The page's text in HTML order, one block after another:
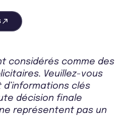
considérés comme des
Veuillez-vous
clés
décision finale
représentent pas un